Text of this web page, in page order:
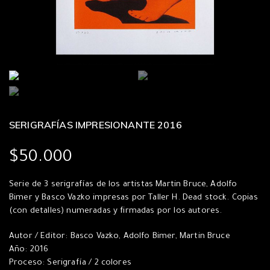
SERIGRAFÍAS IMPRESIONANTE 2016
$50.000
Serie de 3 serigrafías de los artistas Martin Bruce, Adolfo
Bimer y Basco Vazko impresas por Taller H. Dead stock. Copias
(con detalles) numeradas y firmadas por los autores.
Autor / Editor: Basco Vazko, Adolfo Bimer, Martin Bruce
Año: 2016
Proceso: Serigrafía / 2 colores